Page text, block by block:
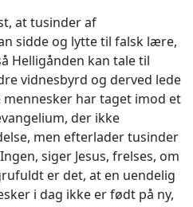
at tusinder af
sidde og lytte til falsk lære,
Helligånden kan tale til
vidnesbyrd og derved lede
mennesker har taget imod et
der ikke
men efterlader tusinder
siger Jesus, frelses, om
er det, at en uendelig
i dag ikke er født på ny,